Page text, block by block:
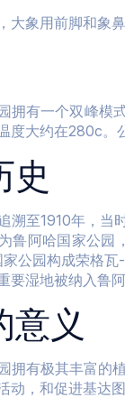
大象用前脚和象
拥有一个双峰模
度大约在280c。
史
溯至1910年，当
鲁阿哈国家公园
家公园构成荣格
要湿地被纳入鲁
意义
拥有极其丰富的
动，和促进基达